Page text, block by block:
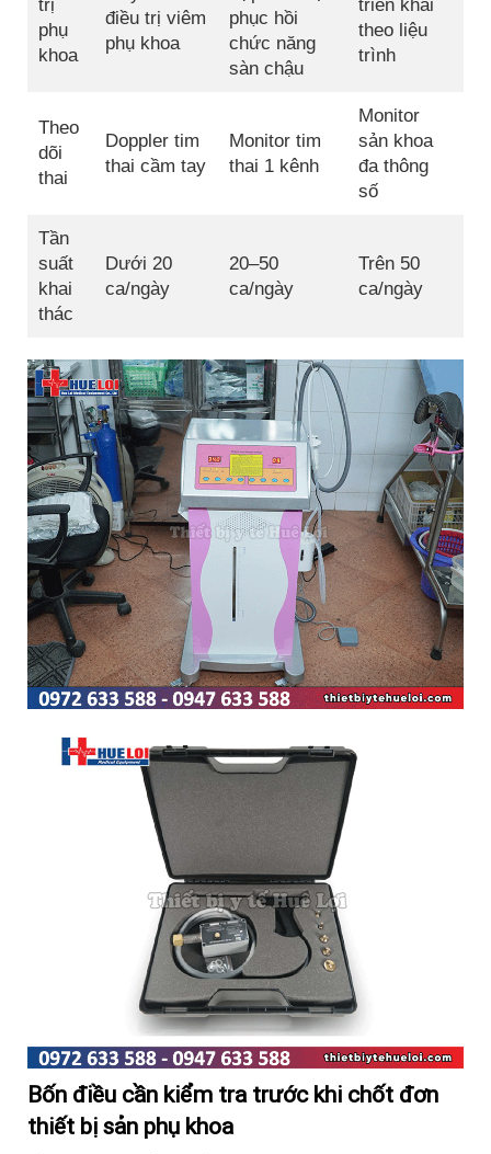
trị
phụ
khoa
điều trị viêm
phụ khoa
phục hồi
chức năng
sàn chậu
triển khai
theo liệu
trình
Theo
dõi
thai
Doppler tim
thai cầm tay
Monitor tim
thai 1 kênh
Monitor
sản khoa
đa thông
số
Tần
suất
khai
thác
Dưới 20
ca/ngày
20–50
ca/ngày
Trên 50
ca/ngày
Bốn điều cần kiểm tra trước khi chốt đơn
thiết bị sản phụ khoa